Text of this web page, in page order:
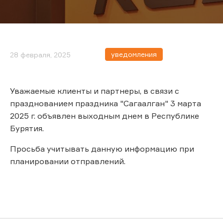
28 февраля, 2025 уведомления
Уважаемые клиенты и партнеры, в связи с
празднованием праздника "Сагаалган" 3 марта
2025 г. объявлен выходным днем в Республике
Бурятия.
Просьба учитывать данную информацию при
планировании отправлений.